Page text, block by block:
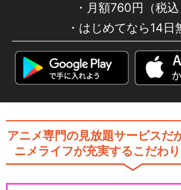
月額760円（税込
はじめてなら14日
アニメ専門の見放題サービスだ
ニメライフが充実するこだわ